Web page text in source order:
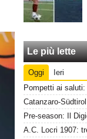
Le più lette
Oggi
Ieri